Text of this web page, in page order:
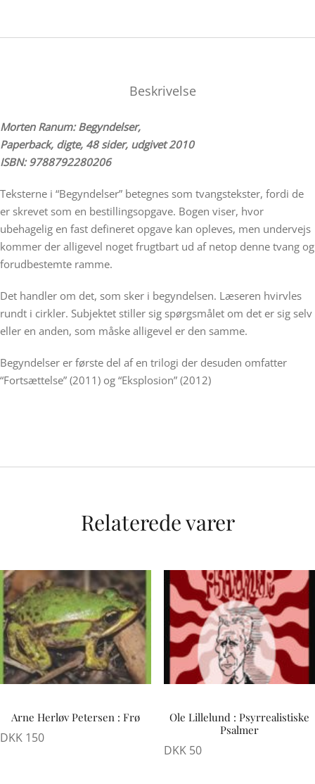
Beskrivelse
Morten Ranum: Begyndelser,
Paperback, digte, 48 sider, udgivet 2010
ISBN: 9788792280206
Teksterne i “Begyndelser” betegnes som tvangstekster, fordi de
er skrevet som en bestillingsopgave. Bogen viser, hvor
ubehagelig en fast defineret opgave kan opleves, men undervejs
kommer der alligevel noget frugtbart ud af netop denne tvang og
forudbestemte ramme.
Det handler om det, som sker i begyndelsen. Læseren hvirvles
rundt i cirkler. Subjektet stiller sig spørgsmålet om det er sig selv
eller en anden, som måske alligevel er den samme.
Begyndelser er første del af en trilogi der desuden omfatter
“Fortsættelse” (2011) og “Eksplosion” (2012)
Relaterede varer
Arne Herløv Petersen : Frø
DKK 150
Ole Lillelund : Psyrrealistiske
Psalmer
DKK50